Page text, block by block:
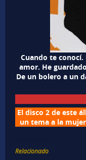
Cuando te
amor. He
De un bolero a un
El disco 2 de este
un tema a la
Relacionado